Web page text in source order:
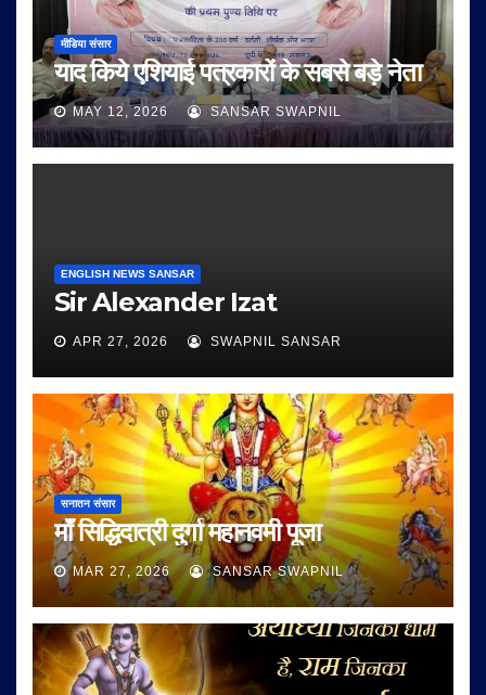
मीडिया संसार
याद किये एशियाई पत्रकारों के सबसे बड़े नेता
MAY 12, 2026 SANSAR SWAPNIL
ENGLISH NEWS SANSAR
Sir Alexander Izat
APR 27, 2026 SWAPNIL SANSAR
सनातन संसार
माँ सिद्धिदात्री दुर्गा महानवमी पूजा
MAR 27, 2026 SANSAR SWAPNIL